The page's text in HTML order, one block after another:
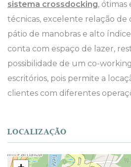
sistema crossdocking, ótimas
técnicas, excelente relação de
pátio de manobras e alto
conta com espaço de lazer,
possibilidade de um co-
escritórios, pois permite a
clientes com diferentes
LOCALIZAÇÃO